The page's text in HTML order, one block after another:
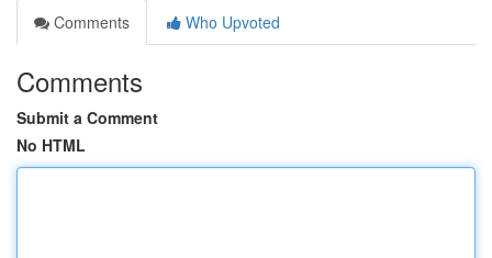
Comments
Who Upvoted
Comments
Submit a Comment
No HTML